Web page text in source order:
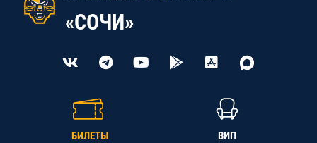
«СОЧИ»
БИЛЕТЫ ВИП